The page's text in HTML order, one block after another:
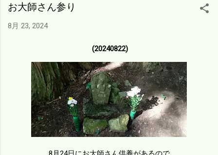
お大師さん参り
8月 23, 2024
(20240822)